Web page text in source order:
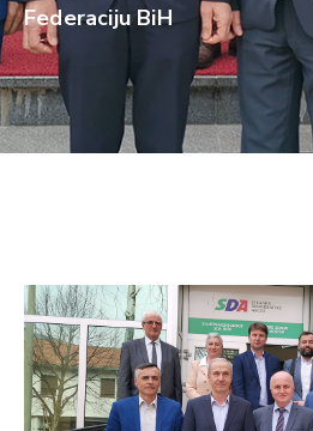
Federaciju BiH